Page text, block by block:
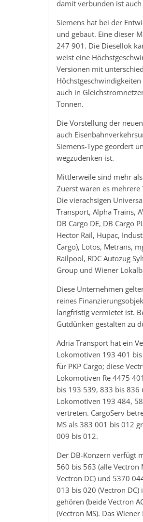
damit verbunden ist
Siemens hat bei der
und gebaut. Eine dieser
247 901. Die Diesellok
weist eine
Versionen mit
auch in
Tonnen.
Die Vorstellung der
auch
Siemens-Type geordert
wegzudenken ist.
Mittlerweile sind mehr
Zuerst waren es
Die vierachsigen
Transport, Alpha Trains,
DB Cargo DE, DB Cargo
Hector Rail, Hupac,
Cargo), Lotos, Metrans,
Railpool, RDC Autozug
Group und Wiener
Diese Unternehmen
reines
langfristig vermietet ist.
Gutdünken gestalten zu
Adria Transport hat ein
Lokomotiven 193 401
für PKP Cargo; diese
Lokomotiven Re 4475
bis 193 539, 833 bis 836
Lokomotiven 193 484,
vertreten. CargoServ
MS als 383 001 bis 012
009 bis 012.
Der DB-Konzern verfügt
560 bis 563 (alle Vectron
Vectron DC) und 5370
013 bis 020 (Vectron
gehören (beide Vectron
(Vectron MS). Das